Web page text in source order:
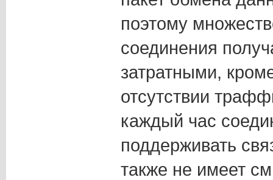
поэтому
соединения
затратными,
отсутствии
каждый час
поддерживать
также не имеет